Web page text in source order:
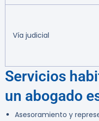
Vía judicial
Servicios
un abogado
Asesoramiento y